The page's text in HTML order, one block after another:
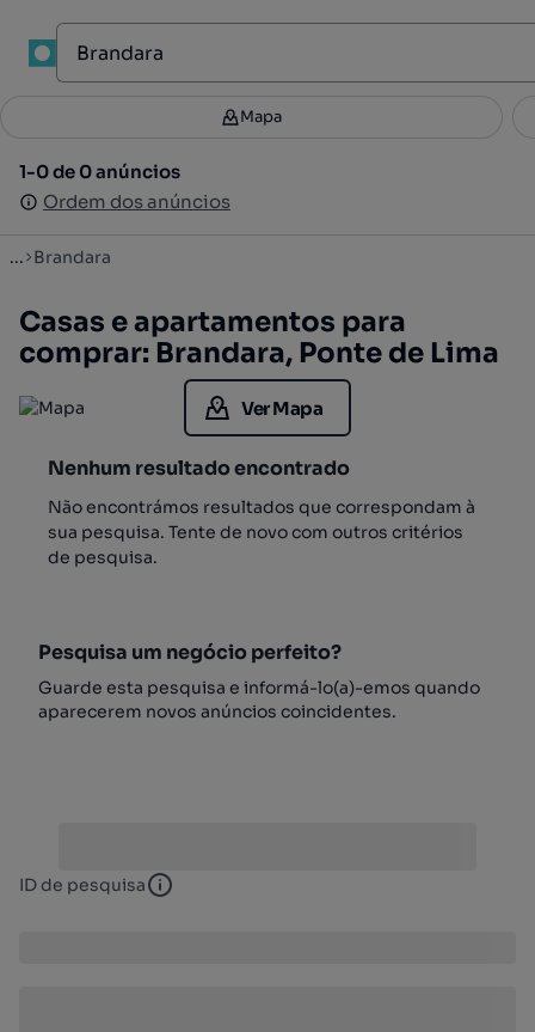
Filtros 1
1-0 de 0 anúncios
Ordem dos anúncios
Mapa
1-0 de 0 anúncios
Ordem dos anúncios
... Brandara
Casas e apartamentos para
comprar: Brandara, Ponte de Lima
Ver Mapa
Nenhum resultado encontrado
Não encontrámos resultados que correspondam à
sua pesquisa. Tente de novo com outros critérios
de pesquisa.
Pesquisa um negócio perfeito?
Guarde esta pesquisa e informá-lo(a)-emos quando
aparecerem novos anúncios coincidentes.
ID de pesquisa ID de pesquisa